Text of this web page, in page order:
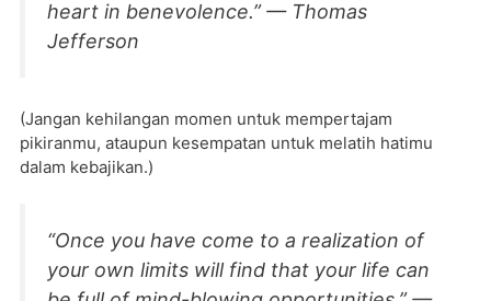
heart in benevolence.” — Thomas
Jefferson
(Jangan kehilangan momen untuk mempertajam
pikiranmu, ataupun kesempatan untuk melatih hatimu
dalam kebajikan.)
“Once you have come to a realization of
your own limits will find that your life can